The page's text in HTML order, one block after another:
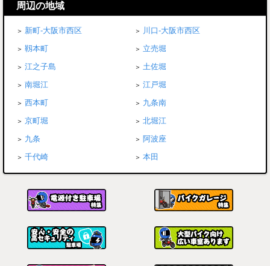
周辺の地域
新町-大阪市西区
川口-大阪市西区
靱本町
立売堀
江之子島
土佐堀
南堀江
江戸堀
西本町
九条南
京町堀
北堀江
九条
阿波座
千代崎
本田